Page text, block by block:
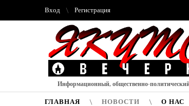
Вход Регистрация
Информационный, общественно-
ГЛАВНАЯ НОВОСТИ О НАС